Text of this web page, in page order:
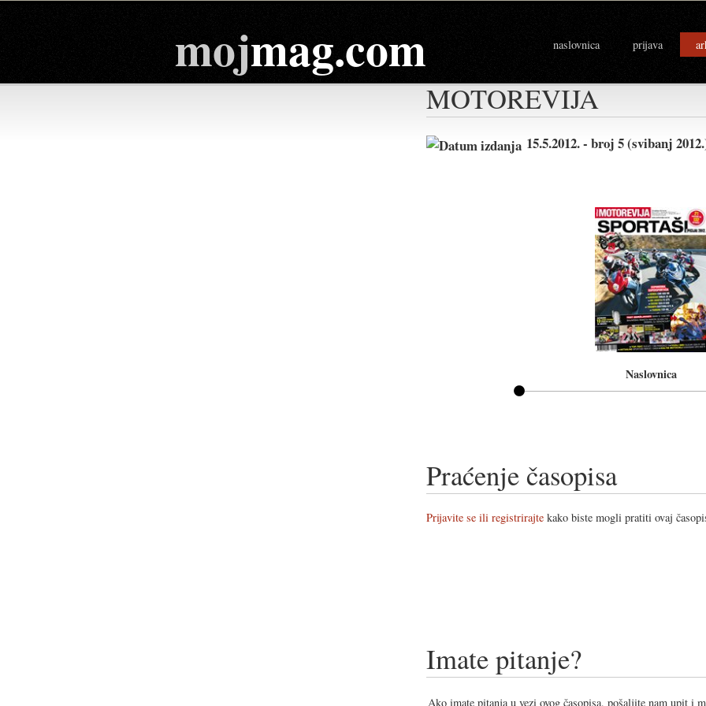
mojmag.com naslovnica prijava
MOTOREVIJA
15.5.2012. - broj 5 (svibanj
Naslovnica
Praćenje časopisa
Prijavite se ili registrirajte kako biste mogli pratiti ovaj
Imate pitanje?
Ako imate pitanja u vezi ovog časopisa, pošaljite nam upit i